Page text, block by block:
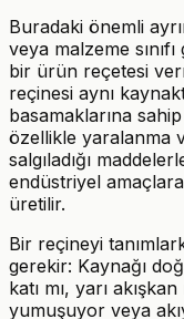
Buradaki önemli
veya malzeme
bir ürün reçetesi
reçinesi aynı
basamaklarına
özellikle yaralanma
salgıladığı
endüstriyel
üretilir.
Bir reçineyi
gerekir: Kaynağı
katı mı, yarı akışkan
yumuşuyor veya